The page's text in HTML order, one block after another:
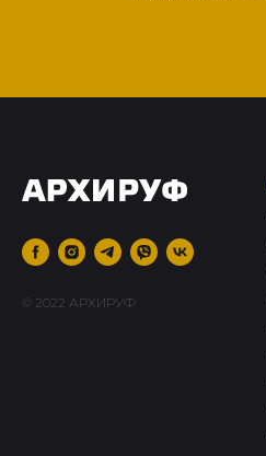
© 2022 АРХИРУФ